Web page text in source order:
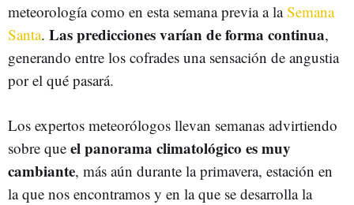
meteorología como en esta semana previa a laSemana
Santa. Las predicciones varían de forma continua,
generando entre los cofrades una sensación de angustia
por el qué pasará.
Los expertos meteorólogos llevan semanas advirtiendo
sobre que el panorama climatológico es muy
cambiante, más aún durante la primavera, estación en
la que nos encontramos y en la que se desarrolla la